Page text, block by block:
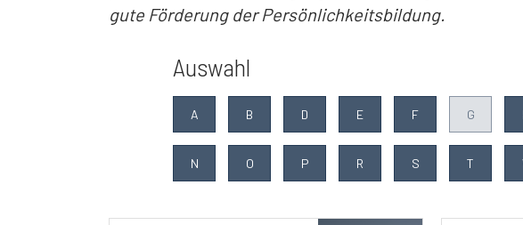
gute Förderung der Persönlichkeitsbildung.
Auswahl
A B D E F G
N O P R S T